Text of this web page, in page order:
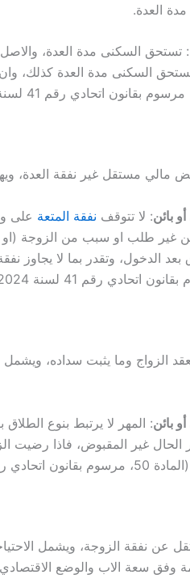
مدة العدة.
: تستحق السكنى مدة العدة،
السكنى مدة العدة كذلك،
مالي مستقل غير نفقة العدة،
بائن: لا تتوقف نفقة المتعة على
غير طلب او سبب من الزوجة
بعد الدخول، وتقدر بما لا يجاوز
الزواج وما يثبت سداده،
بائن: المهر لا يرتبط بنوع
الحال غير المقبوض، فاذا رضيت
رقم 41 لسنة 2024)
عن نفقة الزوجة، ويشمل
وفق سعة الاب والوضع